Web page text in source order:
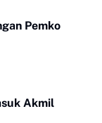
Pemko
Akmil